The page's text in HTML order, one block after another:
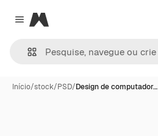
Close menu
Magnific
Início/stock/PSD/Design de computador…